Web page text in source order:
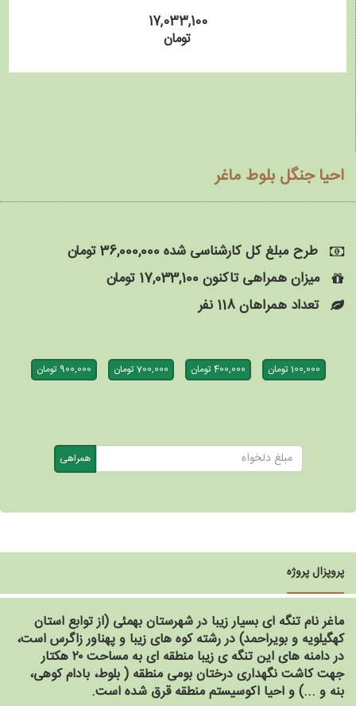
17,033,100
تومان
احیا جنگل بلوط ماغر
طرح مبلغ کل کارشناسی شده36,000,000تومان
میزان همراهی تاکنون17,033,100 تومان
تعداد همراهان118 نفر
100,000 تومان 400,000 تومان 700,000 تومان 900,000 تومان
همراهی
پروپزال پروژه
ماغر نام تنگه ای بسیار زیبا در شهرستان بهمئی (از توابع استان
کهگیلویه و بویراحمد) در رشته کوه های زیبا و پهناور زاگرس است،
در دامنه های این تنگه ی زیبا منطقه ای به مساحت ۲۰ هکتار
جهت کاشت نگهداری درختان بومی منطقه ( بلوط، بادام کوهی،
بنه و ...) و احیا اکوسیستم منطقه قرق شده است.